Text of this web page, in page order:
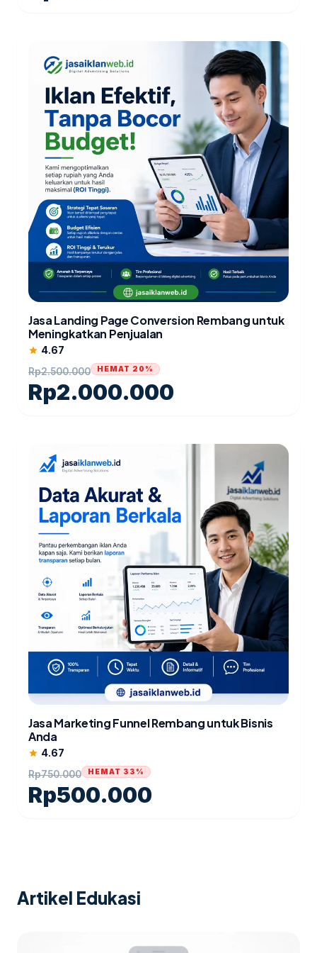
Jasa Landing Page Conversion Rembang untuk
Meningkatkan Penjualan
star 4.67
Rp2.500.000
Rp2.000.000
HEMAT 20%
Jasa Marketing Funnel Rembang untuk Bisnis
Anda
star 4.67
Rp750.000
Rp500.000
HEMAT 33%
Artikel Edukasi